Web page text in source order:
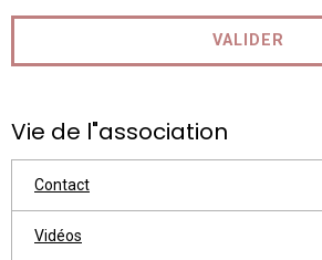
VALIDER
Vie de l"association
Contact
Vidéos